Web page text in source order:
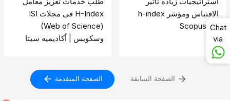
الاقتباس ومؤشر h-index
فی Scopus
H-Index فی مجلات ISI
(Web of Science)
وسکوبس | أکادیمیه سیتا
الصفحة السابقة الصفحة المتقدمة
Chat
via